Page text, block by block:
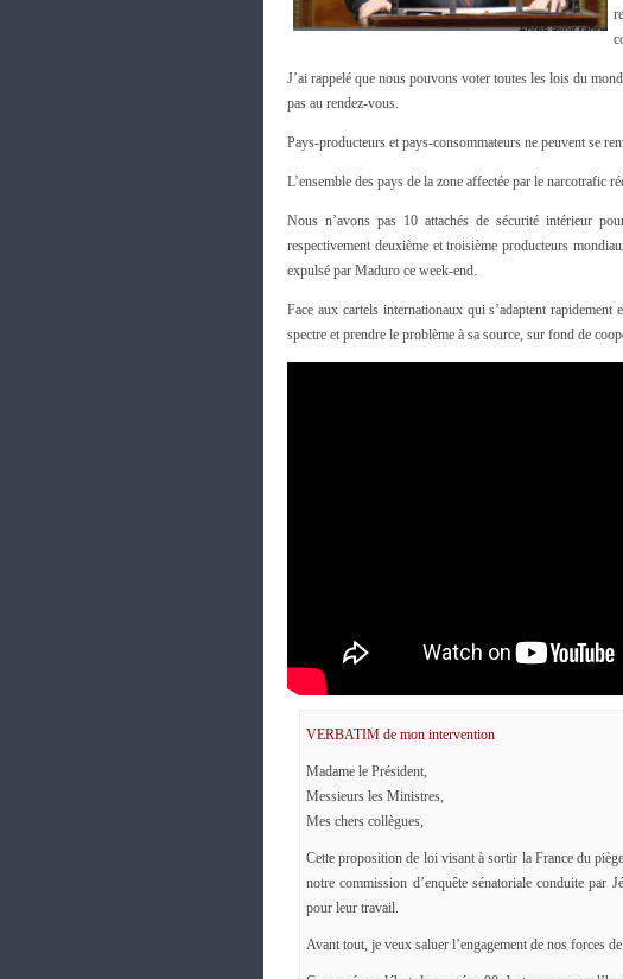
J’ai rappelé que nous pouvons voter toutes les lois du
pas au rendez-vous.
Pays-producteurs et pays-consommateurs ne peuvent se
L’ensemble des pays de la zone affectée par le narcotrafic
Nous n’avons pas 10 attachés de sécurité intérieur
respectivement deuxième et troisième producteurs
expulsé par Maduro ce week-end.
Face aux cartels internationaux qui s’adaptent
spectre et prendre le problème à sa source, sur fond de
VERBATIM de mon intervention
Madame le Président,
Messieurs les Ministres,
Mes chers collègues,
Cette proposition de loi visant à sortir la France du
notre commission d’enquête sénatoriale conduite
pour leur travail.
Avant tout, je veux saluer l’engagement de nos forces